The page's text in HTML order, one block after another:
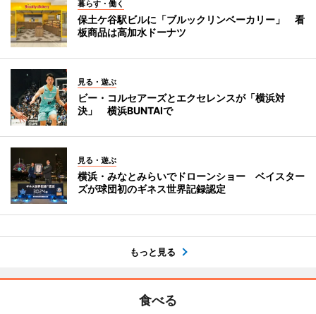
暮らす・働く
保土ケ谷駅ビルに「ブルックリンベーカリー」 看
板商品は高加水ドーナツ
見る・遊ぶ
ビー・コルセアーズとエクセレンスが「横浜対
決」 横浜BUNTAIで
見る・遊ぶ
横浜・みなとみらいでドローンショー ベイスター
ズが球団初のギネス世界記録認定
もっと見る
食べる